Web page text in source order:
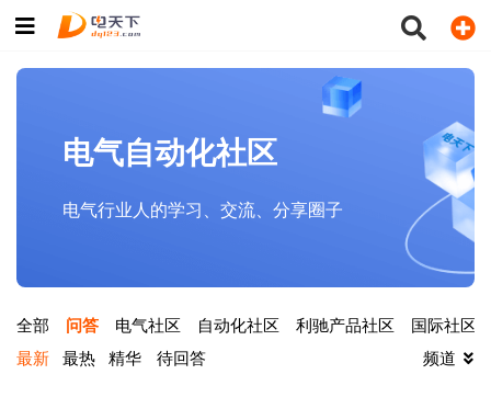
电气自动化社区
电气行业人的学习、交流、分享圈子
全部 问答 电气社区 自动化社区 利驰产品社区
国际社区
最新 最热 精华 待回答 频道